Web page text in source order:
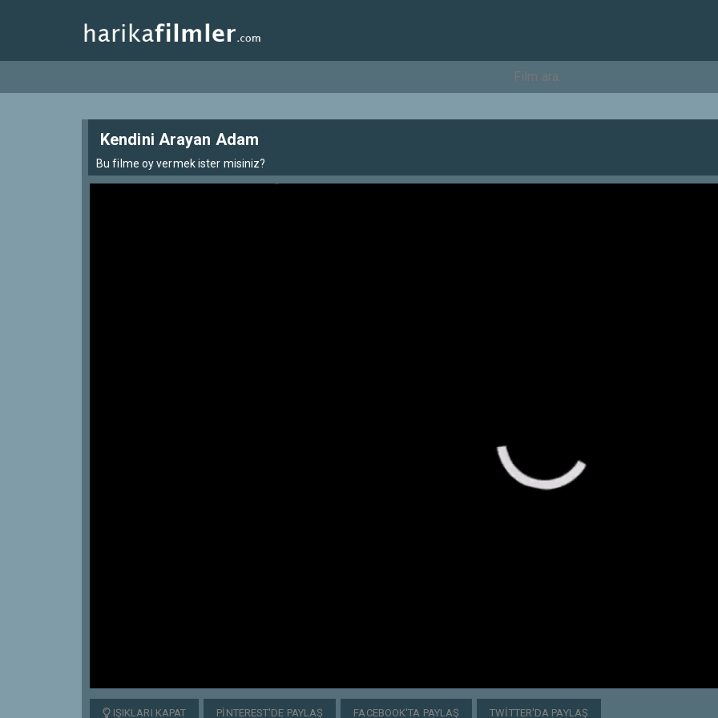
Kendini Arayan Adam
Bu filme oy vermek ister misiniz?
IŞIKLARI KAPAT PINTEREST'DE PAYLAŞ FACEBOOK'TA PAYLAŞ TWITTER'DA PAYLAŞ